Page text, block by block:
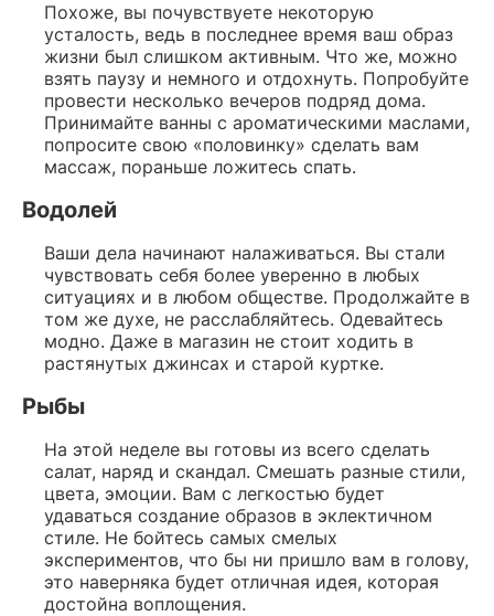
Похоже, вы почувствуете некоторую
усталость, ведь в последнее время ваш образ
жизни был слишком активным. Что же, можно
взять паузу и немного и отдохнуть. Попробуйте
провести несколько вечеров подряд дома.
Принимайте ванны с ароматическими маслами,
попросите свою «половинку» сделать вам
массаж, пораньше ложитесь спать.
Водолей
Ваши дела начинают налаживаться. Вы стали
чувствовать себя более уверенно в любых
ситуациях и в любом обществе. Продолжайте в
том же духе, не расслабляйтесь. Одевайтесь
модно. Даже в магазин не стоит ходить в
растянутых джинсах и старой куртке.
Рыбы
На этой неделе вы готовы из всего сделать
салат, наряд и скандал. Смешать разные стили,
цвета, эмоции. Вам с легкостью будет
удаваться создание образов в эклектичном
стиле. Не бойтесь самых смелых
экспериментов, что бы ни пришло вам в голову,
это наверняка будет отличная идея, которая
достойна воплощения.